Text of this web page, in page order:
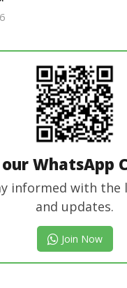
our WhatsApp
informed with the
and updates.
Join Now